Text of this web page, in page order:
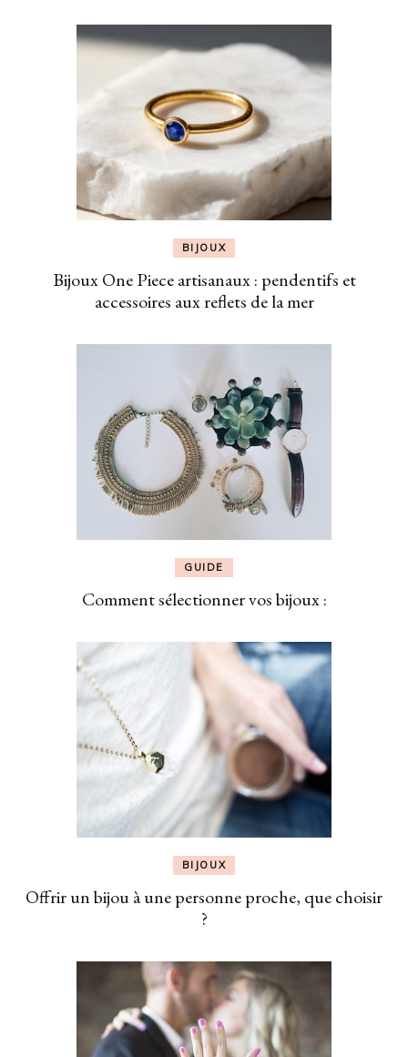
BIJOUX
Bijoux One Piece artisanaux : pendentifs et
accessoires aux reflets de la mer
GUIDE
Comment sélectionner vos bijoux :
BIJOUX
Offrir un bijou à une personne proche, que choisir
?